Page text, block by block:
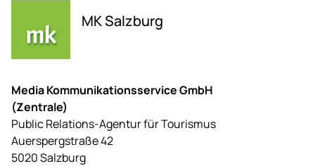
MK Salzburg
Media Kommunikationsservice GmbH
(Zentrale)
Public Relations-Agentur für Tourismus
Auerspergstraße 42
5020 Salzburg